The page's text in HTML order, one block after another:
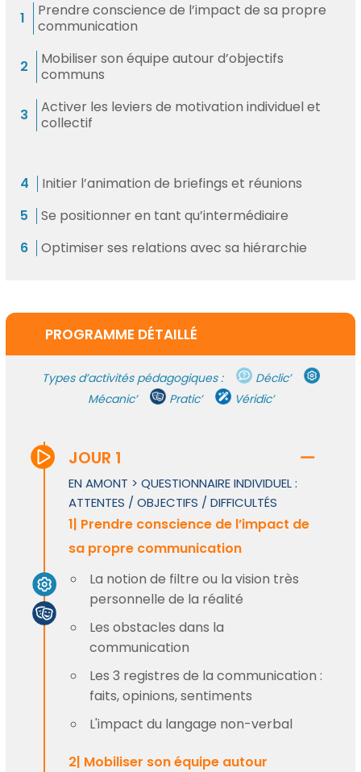
Prendre conscience de l’impact de sa propre
communication
Mobiliser son équipe autour d’objectifs
communs
Activer les leviers de motivation individuel et
collectif
Initier l’animation de briefings et réunions
Se positionner en tant qu’intermédiaire
Optimiser ses relations avec sa hiérarchie
PROGRAMME DÉTAILLÉ
Types d’activités pédagogiques :
Déclic’
Mécanic’
Pratic’ Véridic’
JOUR 1
EN AMONT > QUESTIONNAIRE INDIVIDUEL :
ATTENTES / OBJECTIFS / DIFFICULTÉS
1| Prendre conscience de l’impact de
sa propre communication
La notion de filtre ou la vision très
personnelle de la réalité
Les obstacles dans la
communication
Les 3 registres de la communication :
faits, opinions, sentiments
L'impact du langage non-verbal
2| Mobiliser son équipe autour